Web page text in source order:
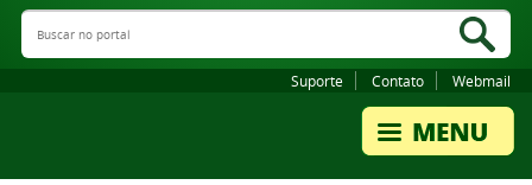
Buscar no portal
Suporte Contato Webmail